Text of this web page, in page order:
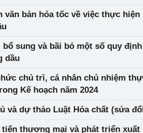
văn bản hỏa tốc về việc thực hiện
sung và bãi bỏ một số quy
dầu
chủ trì, cá nhân chủ nhiệm
Kế hoạch năm 2024
và dự thảo Luật Hóa chất (sửa
thương mại và phát triển xuất